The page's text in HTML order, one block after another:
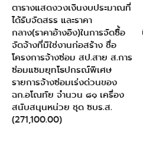
ตารางแสดงวงเงินงบประมาณที่
ได้รับจัดสรร และราคา
กลาง(ราคาอ้างอิง)ในการจัดซื้อ
จัดจ้างที่มิใช่งานก่อสร้าง ชื่อ
โครงการจ้างซ่อม สป.สาย ส.การ
ซ่อมแซมยุทโธปกรณ์พิเศษ
รายการจ้างซ่อมเร่งด่วนของ
ฉก.อโณทัย จำนวน ๘๑ เครื่อง
สนับสนุนหน่วย ชุด ซบร.ส.
(271,100.00)